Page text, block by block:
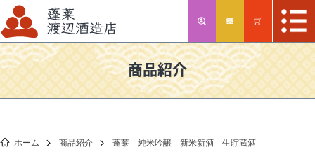
商品紹介
ホーム 商品紹介 蓬莱 純米吟醸 新米新酒 生貯蔵酒